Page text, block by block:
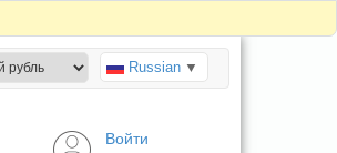
Russian ▼
Войти